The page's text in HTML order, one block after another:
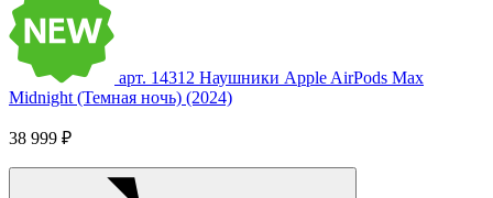
арт. 14312 Наушники Apple AirPods Max
Midnight (Темная ночь) (2024)
38 999 ₽